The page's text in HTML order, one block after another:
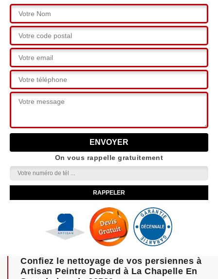
On vous rappelle gratuitement
Confiez le nettoyage de vos persiennes à
Artisan Peintre Debard à La Chapelle En